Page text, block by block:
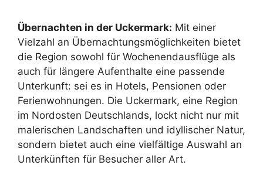
Übernachten in der Uckermark: Mit einer
Vielzahl an Übernachtungsmöglichkeiten bietet
die Region sowohl für Wochenendausflüge als
auch für längere Aufenthalte eine passende
Unterkunft: sei es in Hotels, Pensionen oder
Ferienwohnungen. Die Uckermark, eine Region
im Nordosten Deutschlands, lockt nicht nur mit
malerischen Landschaften und idyllischer Natur,
sondern bietet auch eine vielfältige Auswahl an
Unterkünften für Besucher aller Art.